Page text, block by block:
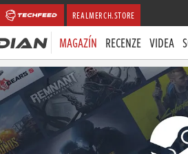
REALMERCH.STORE
MAGAZÍN RECENZE VIDEA